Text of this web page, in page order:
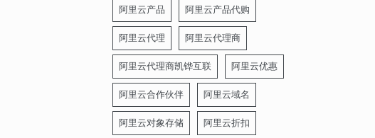
阿里云产品 阿里云产品代购
阿里云代理 阿里云代理商
阿里云代理商凯铧互联 阿里云优惠
阿里云合作伙伴 阿里云域名
阿里云对象存储 阿里云折扣